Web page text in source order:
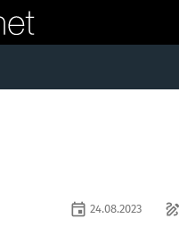
draw
event 24.08.2023